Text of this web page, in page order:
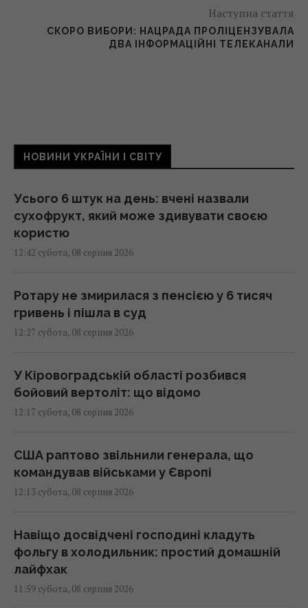
Наступна стаття
СКОРО ВИБОРИ: НАЦРАДА ПРОЛІЦЕНЗУВАЛА
ДВА ІНФОРМАЦІЙНІ ТЕЛЕКАНАЛИ
НОВИНИ УКРАЇНИ І СВІТУ
Усього 6 штук на день: вчені назвали
сухофрукт, який може здивувати своєю
користю
12:42 субота, 08 серпня 2026
Ротару не змирилася з пенсією у 6 тисяч
гривень і пішла в суд
12:27 субота, 08 серпня 2026
У Кіровоградській області розбився
бойовий вертоліт: що відомо
12:17 субота, 08 серпня 2026
США раптово звільнили генерала, що
командував військами у Європі
12:13 субота, 08 серпня 2026
Навіщо досвідчені господині кладуть
фольгу в холодильник: простий домашній
лайфхак
11:59 субота, 08 серпня 2026